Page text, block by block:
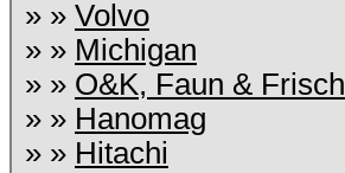
» » Volvo
» » Michigan
» » O&K, Faun & Frisch
» » Hanomag
» » Hitachi